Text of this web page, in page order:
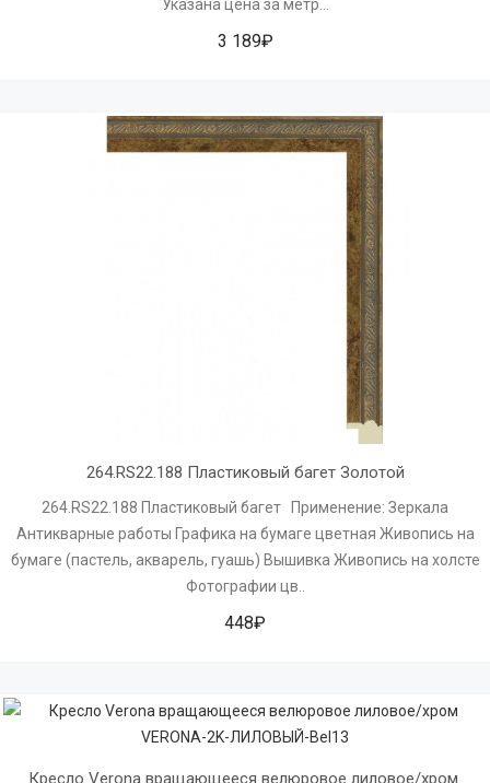
Указана цена за метр...
3 189₽
264.RS22.188 Пластиковый багет Золотой
264.RS22.188 Пластиковый багет Применение: Зеркала
Антикварные работы Графика на бумаге цветная Живопись на
бумаге (пастель, акварель, гуашь) Вышивка Живопись на холсте
Фотографии цв..
448₽
Кресло Verona вращающееся велюровое лиловое/хром